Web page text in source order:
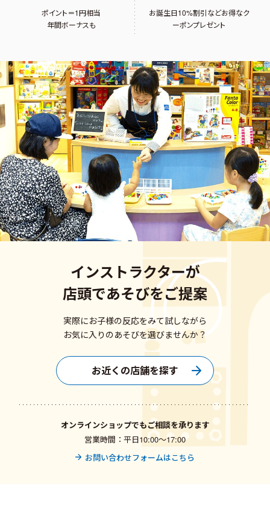
ポイント＝1円相当
年間ボーナスも
お誕生日10%割引などお得なク
ーポンプレゼント
インストラクターが
店頭であそびをご提案
実際にお子様の反応をみて試しながら
お気に入りのあそびを選びませんか？
お近くの店舗を探す
オンラインショップでもご相談を承ります
営業時間：平日10:00〜17:00
お問い合わせフォームはこちら